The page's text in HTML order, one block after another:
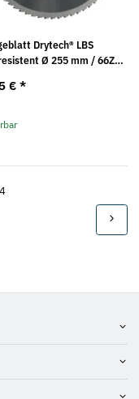
Drytech® LBS
Ø 255 mm / 66Z
€ *